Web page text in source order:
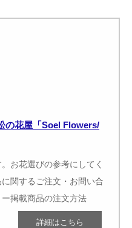
の花屋「Soel Flowers/
お花選びの参考にしてく
関するご注文・お問い合
掲載商品の注文方法